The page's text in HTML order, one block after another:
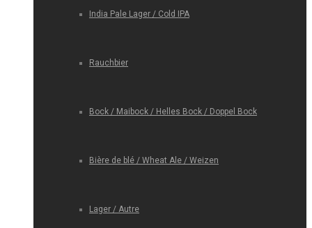
India Pale Lager / Cold IPA
Rauchbier
Bock / Maibock / Helles Bock / Doppel Bock
Bière de blé / Wheat Ale / Weizen
Lager / Autre